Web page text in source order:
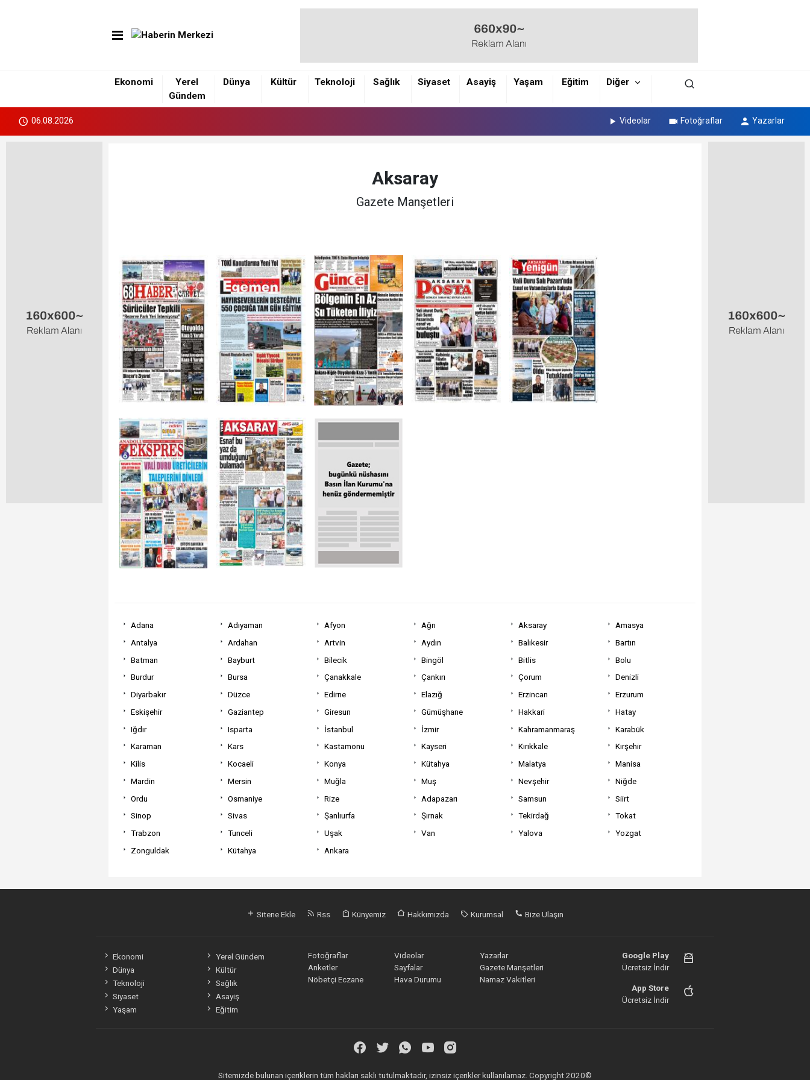
Ekonomi
Yerel
Gündem
Dünya Kültür Teknoloji Sağlık Siyaset Asayiş Yaşam Eğitim Diğer
06.08.2026 Videolar Fotoğraflar Yazarlar
Aksaray
Gazete Manşetleri
Adana Adıyaman Afyon Ağrı Aksaray
Amasya
Antalya
Ardahan Artvin Aydın Balıkesir
Bartın
Batman
Bayburt Bilecik Bingöl Bitlis
Bolu
Burdur
Bursa Çanakkale Çankırı Çorum
Denizli
Diyarbakır
Düzce Edirne Elazığ Erzincan
Erzurum
Eskişehir
Gaziantep Giresun Gümüşhane Hakkari
Hatay
Iğdır
Isparta İstanbul İzmir Kahramanmaraş
Karabük
Karaman
Kars Kastamonu Kayseri Kırıkkale
Kırşehir
Kilis
Kocaeli Konya Kütahya Malatya
Manisa
Mardin
Mersin Muğla Muş Nevşehir
Niğde
Ordu
Osmaniye Rize Adapazarı Samsun
Siirt
Sinop
Sivas Şanlıurfa Şırnak Tekirdağ
Tokat
Trabzon
Tunceli Uşak Van Yalova
Yozgat
Zonguldak
Kütahya Ankara
Sitene Ekle Rss Künyemiz Hakkımızda Kurumsal Bize Ulaşın
Ekonomi
Yerel Gündem
Dünya
Kültür
Teknoloji
Sağlık
Siyaset
Asayiş
Yaşam
Eğitim
Fotoğraflar Videolar
Yazarlar
Anketler
Sayfalar
Gazete Manşetleri
Nöbetçi Eczane
Hava Durumu Namaz Vakitleri
Google Play
Ücretsiz İndir
App Store
Ücretsiz İndir
Sitemizde bulunan içeriklerin tüm hakları saklı tutulmaktadır, izinsiz içerikler kullanılamaz. Copyright 2020©